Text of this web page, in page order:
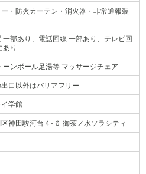
・防火カーテン・消火器・非常通報装
一部あり、電話回線:一部あり、テレビ回
あり
ーンボール足湯等 マッサージチェア
口以外はバリアフリー
学館
神田駿河台４-６ 御茶ノ水ソラシティ